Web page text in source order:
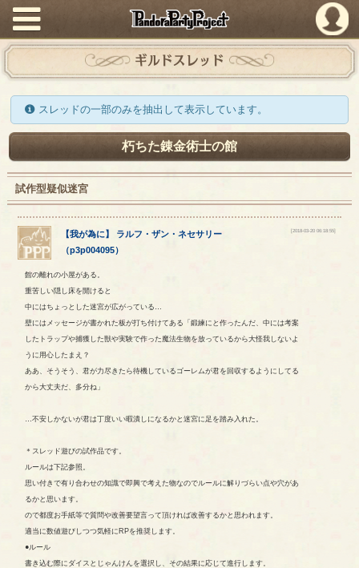
PandoraPartyProject
ギルドスレッド
スレッドの一部のみを抽出して表示しています。
朽ちた錬金術士の館
試作型疑似迷宮
【我が為に】 ラルフ ・ザン ・ネセサリー
（p3p004095）
[2018-03-20 06:18:55]
館の離れの小屋がある。
重苦しい隠し床を開けると
中にはちょっとした迷宮が広がっている…
壁にはメッセージが書かれた板が打ち付けてある「鍛練にと作ったんだ、中には考案
したトラップや捕獲した獣や実験で作った魔法生物を放っているから大怪我しないよ
うに用心したまえ？
ああ、そうそう、君が力尽きたら待機しているゴーレムが君を回収するようにしてる
から大丈夫だ、多分ね」
…不安しかないが君は丁度いい暇潰しになるかと迷宮に足を踏み入れた。
＊スレッド遊びの試作品です。
ルールは下記参照。
思い付きで有り合わせの知識で即興で考えた物なのでルールに解りづらい点や穴があ
るかと思います。
ので都度お手紙等で質問や改善要望言って頂ければ改善するかと思われます。
適当に数値遊びしつつ気軽にRPを推奨します。
●ルール
書き込む際にダイスとじゃんけんを選択し、その結果に応じて進行します。